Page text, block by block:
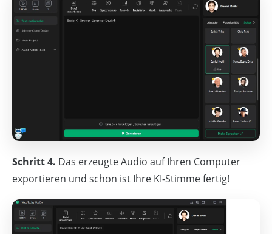
Schritt 4. Das erzeugte Audio auf Ihren Computer
exportieren und schon ist Ihre KI-Stimme fertig!